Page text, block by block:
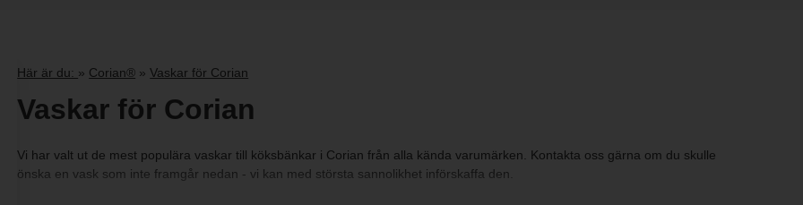
Här är du: » Corian® »Vaskar för Corian
Vaskar för Corian
Vi har valt ut de mest populära vaskar till köksbänkar i Corian från alla kända varumärken. Kontakta oss gärna om du skulle
önska en vask som inte framgår nedan - vi kan med största sannolikhet införskaffa den.